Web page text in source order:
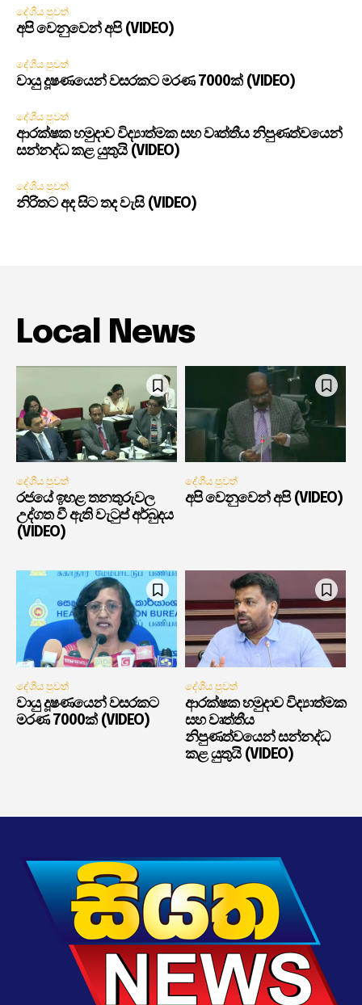
දේශීය පුවත්
අපි වෙනුවෙන් අපි (VIDEO)
දේශීය පුවත්
වායු දූෂණයෙන් වසරකට මරණ 7000ක් (VIDEO)
දේශීය පුවත්
ආරක්ෂක හමුදාව විද්‍යාත්මක සහ වෘත්තීය නිපුණත්වයෙන්
සන්නද්ධ කළ යුතුයි (VIDEO)
දේශීය පුවත්
නිරිතට අද සිට තද වැසි (VIDEO)
Local News
දේශීය පුවත්
රජයේ ඉහළ තනතුරුවල
උද්ගත වී ඇති වැටුප් අර්බුදය
(VIDEO)
දේශීය පුවත්
අපි වෙනුවෙන් අපි (VIDEO)
දේශීය පුවත්
වායු දූෂණයෙන් වසරකට
මරණ 7000ක් (VIDEO)
දේශීය පුවත්
ආරක්ෂක හමුදාව විද්‍යාත්මක
සහ වෘත්තීය
නිපුණත්වයෙන් සන්නද්ධ
කළ යුතුයි (VIDEO)